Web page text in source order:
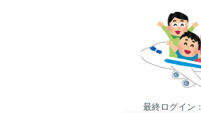
最終ログイン：